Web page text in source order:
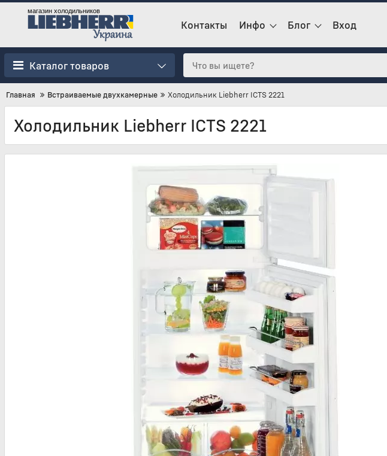
магазин холодильников
Контакты Инфо Блог Вход
Каталог товаров
Главная Встраиваемые двухкамерные Холодильник Liebherr ICTS 2221
Холодильник Liebherr ICTS 2221